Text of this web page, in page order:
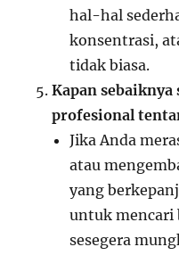
hal-hal
konsentrasi,
tidak biasa.
Kapan
profesional
Jika Anda
atau
yang
untuk mencari
sesegera